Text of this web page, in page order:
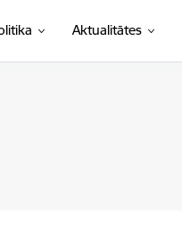
Aktualitātes